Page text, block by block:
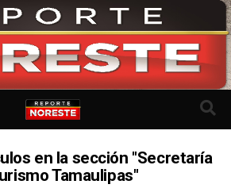
en la sección "Secretaría
Tamaulipas"